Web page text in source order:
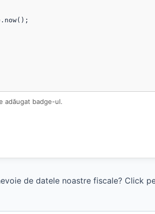
adăugat badge-ul.
de datele noastre fiscale? Click